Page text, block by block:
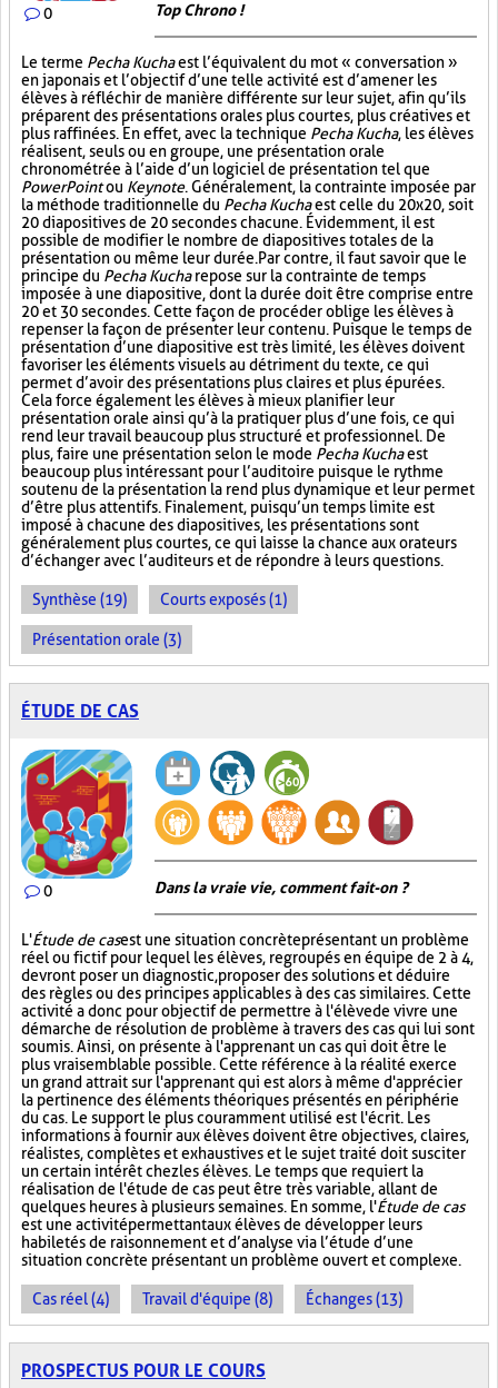
0 Top Chrono !
Le terme Pecha Kuchaest l’équivalent du mot « conversation »
en japonais et l’objectif d’une telle activité est d’amener les
élèves à réfléchir de manière différente sur leur sujet, afin qu’ils
préparent des présentations orales plus courtes, plus créatives et
plus raffinées. En effet, avec la technique Pecha Kucha, les élèves
réalisent, seuls ou en groupe, une présentation orale
chronométrée à l’aide d’un logiciel de présentation tel que
PowerPointou Keynote. Généralement, la contrainte imposée par
la méthode traditionnelle du Pecha Kuchaest celle du 20x20, soit
20 diapositives de 20 secondes chacune. Évidemment, il est
possible de modifier le nombre de diapositives totales de la
présentation ou même leur durée. Par contre, il faut savoir que le
principe du Pecha Kucharepose sur la contrainte de temps
imposée à une diapositive, dont la durée doit être comprise entre
20 et 30 secondes. Cette façon de procéder oblige les élèves à
repenser la façon de présenter leur contenu. Puisque le temps de
présentation d’une diapositive est très limité, les élèves doivent
favoriser les éléments visuels au détriment du texte, ce qui
permet d’avoir des présentations plus claires et plus épurées.
Cela force également les élèves à mieux planifier leur
présentation orale ainsi qu’à la pratiquer plus d’une fois, ce qui
rend leur travail beaucoup plus structuré et professionnel. De
plus, faire une présentation selon le mode Pecha Kuchaest
beaucoup plus intéressant pour l’auditoire puisque le rythme
soutenu de la présentation la rend plus dynamique et leur permet
d’être plus attentifs. Finalement, puisqu’un temps limite est
imposé à chacune des diapositives, les présentations sont
généralement plus courtes, ce qui laisse la chance aux orateurs
d’échanger avec l’auditeurs et de répondre à leurs questions.
Synthèse (19) Courts exposés (1)
Présentation orale (3)
ÉTUDE DE CAS
0 Dans la vraie vie, comment fait-on ?
L'Étude de casest une situation concrète présentant un problème
réel ou fictif pour lequel les élèves, regroupés en équipe de 2 à 4,
devront poser un diagnostic, proposer des solutions et déduire
des règles ou des principes applicables à des cas similaires. Cette
activité a donc pour objectif de permettre à l'élève de vivre une
démarche de résolution de problème à travers des cas qui lui sont
soumis. Ainsi, on présente à l'apprenant un cas qui doit être le
plus vraisemblable possible. Cette référence à la réalité exerce
un grand attrait sur l'apprenant qui est alors à même d'apprécier
la pertinence des éléments théoriques présentés en périphérie
du cas. Le support le plus couramment utilisé est l'écrit. Les
informations à fournir aux élèves doivent être objectives, claires,
réalistes, complètes et exhaustives et le sujet traité doit susciter
un certain intérêt chez les élèves. Le temps que requiert la
réalisation de l'étude de cas peut être très variable, allant de
quelques heures à plusieurs semaines. En somme, l'Étude de cas
est une activité permettant aux élèves de développer leurs
habiletés de raisonnement et d’analyse via l’étude d’une
situation concrète présentant un problème ouvert et complexe.
Cas réel (4) Travail d'équipe (8) Échanges (13)
PROSPECTUS POUR LE COURS